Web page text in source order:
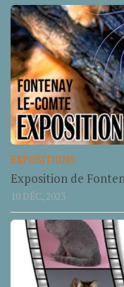
EXPOSITIONS
Exposition de
10 DÉC, 2023